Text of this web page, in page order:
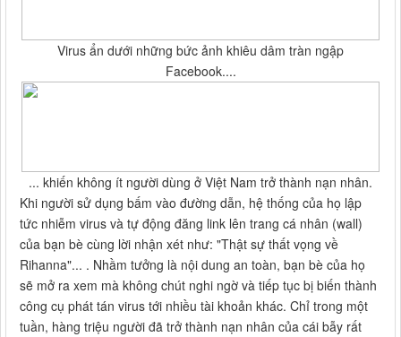
Virus ẩn dưới những bức ảnh khiêu dâm tràn ngập
Facebook....
... khiến không ít người dùng ở Việt Nam trở thành nạn nhân.
Khi người sử dụng bấm vào đường dẫn, hệ thống của họ lập
tức nhiễm virus và tự động đăng link lên trang cá nhân (wall)
của bạn bè cùng lời nhận xét như: "Thật sự thất vọng về
Rihanna"... . Nhầm tưởng là nội dung an toàn, bạn bè của họ
sẽ mở ra xem mà không chút nghi ngờ và tiếp tục bị biến thành
công cụ phát tán virus tới nhiều tài khoản khác. Chỉ trong một
tuần, hàng triệu người đã trở thành nạn nhân của cái bẫy rất